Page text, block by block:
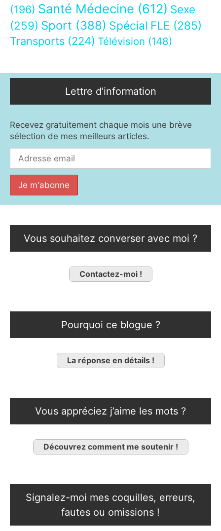
(196) Santé Médecine (612) Sexe
(259) Sport (388) Spécial FLE (285)
Transports (224) Télévision (148)
Lettre d’information
Recevez gratuitement chaque mois une brève
sélection de mes meilleurs articles.
Vous souhaitez converser avec moi ?
Contactez-moi !
Pourquoi ce blogue ?
La réponse en détails !
Vous appréciez j’aime les mots ?
Découvrez comment me soutenir !
Signalez-moi mes coquilles, erreurs,
fautes ou omissions !